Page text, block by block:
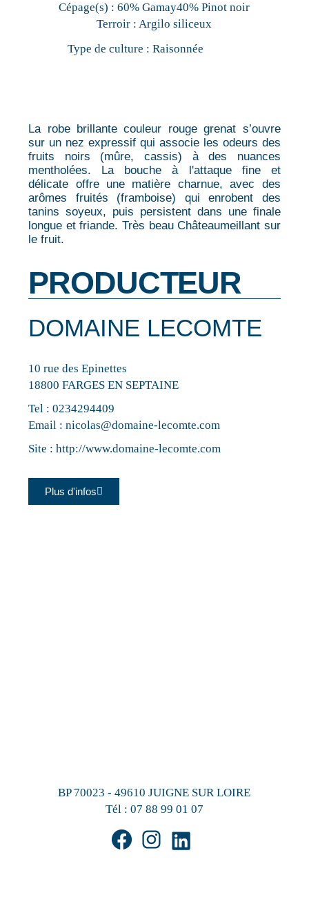
Cépage(s) : 60% Gamay40% Pinot noir
Terroir : Argilo siliceux
Type de culture : Raisonnée
La robe brillante couleur rouge grenat s’ouvre
sur un nez expressif qui associe les odeurs des
fruits noirs (mûre, cassis) à des nuances
mentholées. La bouche à l'attaque fine et
délicate offre une matière charnue, avec des
arômes fruités (framboise) qui enrobent des
tanins soyeux, puis persistent dans une finale
longue et friande. Très beau Châteaumeillant sur
le fruit.
PRODUCTEUR
DOMAINE LECOMTE
10 rue des Epinettes
18800 FARGES EN SEPTAINE
Tel :0234294409
Email :nicolas@domaine-lecomte.com
Site :http://www.domaine-lecomte.com
Plus d'infos
BP 70023 - 49610 JUIGNE SUR LOIRE
Tél : 07 88 99 01 07